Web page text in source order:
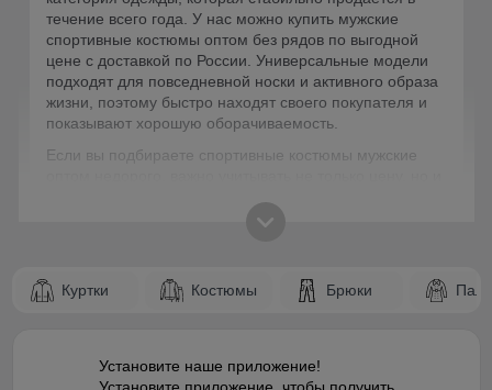
течение всего года. У нас можно купить мужские
спортивные костюмы оптом без рядов по выгодной
цене с доставкой по России. Универсальные модели
подходят для повседневной носки и активного образа
жизни, поэтому быстро находят своего покупателя и
показывают хорошую оборачиваемость.
Если вы подбираете спортивные костюмы мужские
внешний вид и комфорт в носке делают такие
формирование ассортимента.
При закупке спортивных костюмов от производителя
Куртки Костюмы Брюки
Установите наше приложение!